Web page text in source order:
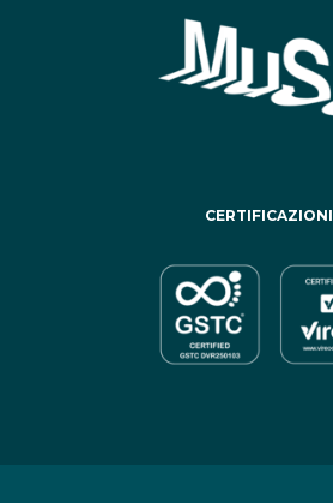
CERTIFICAZIONI